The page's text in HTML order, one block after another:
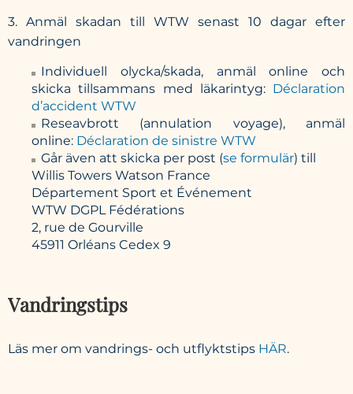
3. Anmäl skadan till WTW senast 10 dagar efter
vandringen
Individuell olycka/skada, anmäl online och
skicka tillsammans med läkarintyg: Déclaration
d’accident WTW
Reseavbrott (annulation voyage), anmäl
online: Déclaration de sinistre WTW
Går även att skicka per post (se formulär) till
Willis Towers Watson France
Département Sport et Événement
WTW DGPL Fédérations
2, rue de Gourville
45911 Orléans Cedex 9
Vandringstips
Läs mer om vandrings- och utflyktstips HÄR.